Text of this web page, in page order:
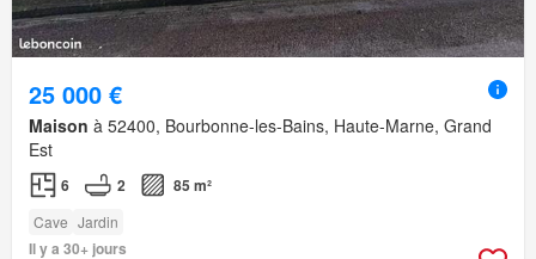
25 000 €
Maison à 52400, Bourbonne-les-Bains, Haute-Marne, Grand
Est
6 2 85 m²
Cave Jardin
Il y a 30+ jours